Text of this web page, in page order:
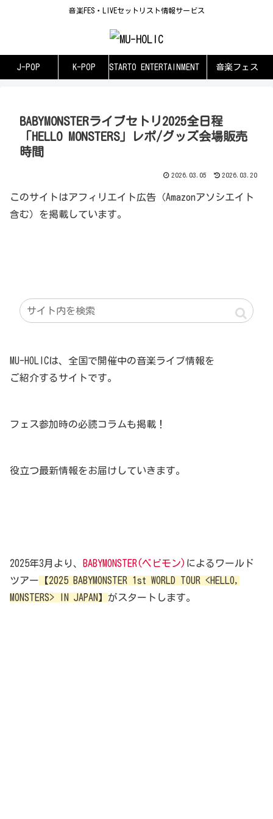
音楽FES・LIVEセットリスト情報サービス
J-POP K-POP STARTO ENTERTAINMENT 音楽フェス
BABYMONSTERライブセトリ2025全日程
「HELLO MONSTERS」レポ/グッズ会場販売
時間
2026.03.05 2026.03.20
このサイトはアフィリエイト広告（Amazonアソシエイト
含む）を掲載しています。
MU-HOLICは、全国で開催中の音楽ライブ情報を
ご紹介するサイトです。
フェス参加時の必読コラムも掲載！
役立つ最新情報をお届けしていきます。
2025年3月より、 BABYMONSTER(ベビモン) によるワールド
ツアー 【2025 BABYMONSTER 1st WORLD TOUR <HELLO,
MONSTERS> IN JAPAN】 がスタートします。